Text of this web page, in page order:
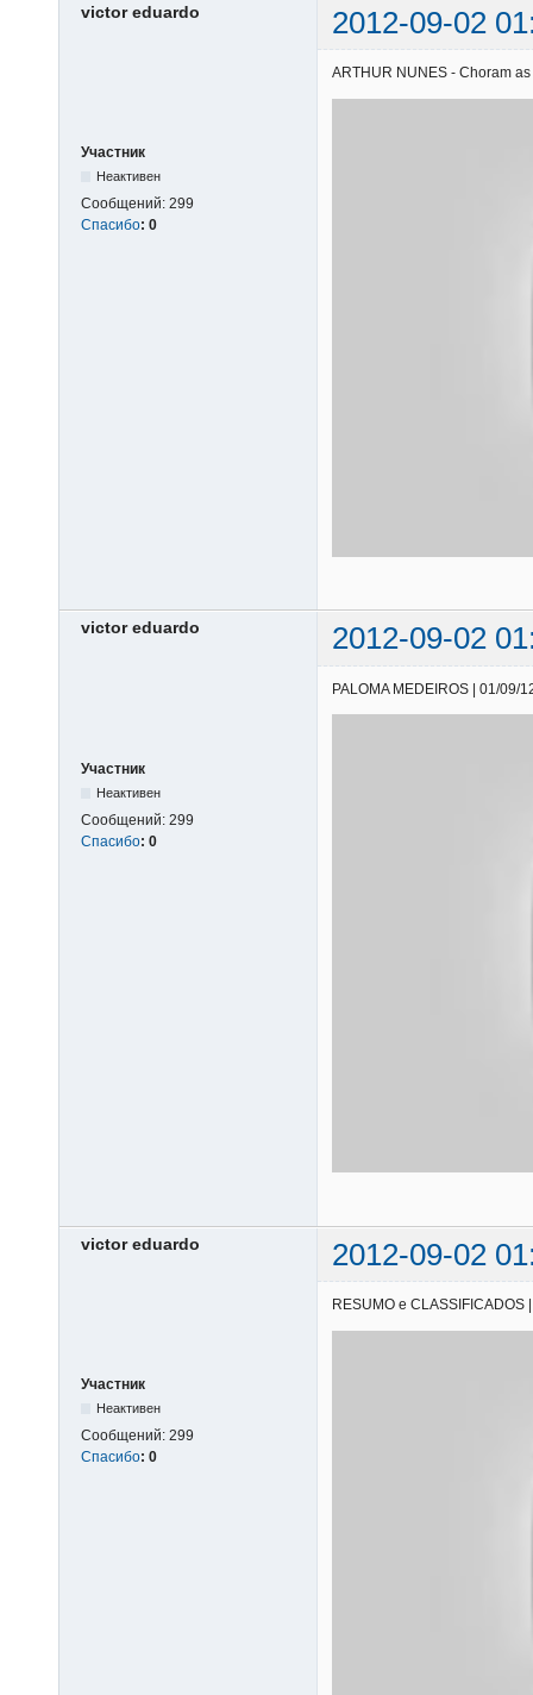
victor eduardo 2012-09-02
Участник
Неактивен
Сообщений: 299
Спасибо: 0
ARTHUR NUNES - Choram
victor eduardo 2012-09-02
Участник
Неактивен
Сообщений: 299
Спасибо: 0
PALOMA MEDEIROS | 01/09/
victor eduardo 2012-09-02
Участник
Неактивен
Сообщений: 299
Спасибо: 0
RESUMO e